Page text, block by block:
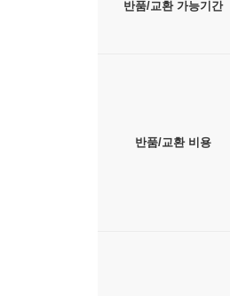
반품/교환 가능기간
반품/교환 비용